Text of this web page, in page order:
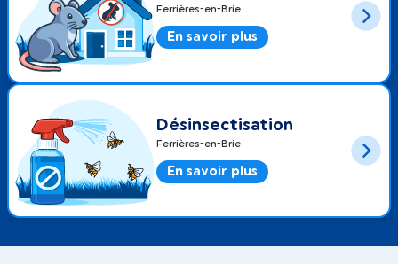
Ferrières-en-Brie
En savoir plus
Désinsectisation
Ferrières-en-Brie
En savoir plus